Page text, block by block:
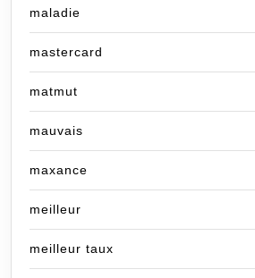
maladie
mastercard
matmut
mauvais
maxance
meilleur
meilleur taux